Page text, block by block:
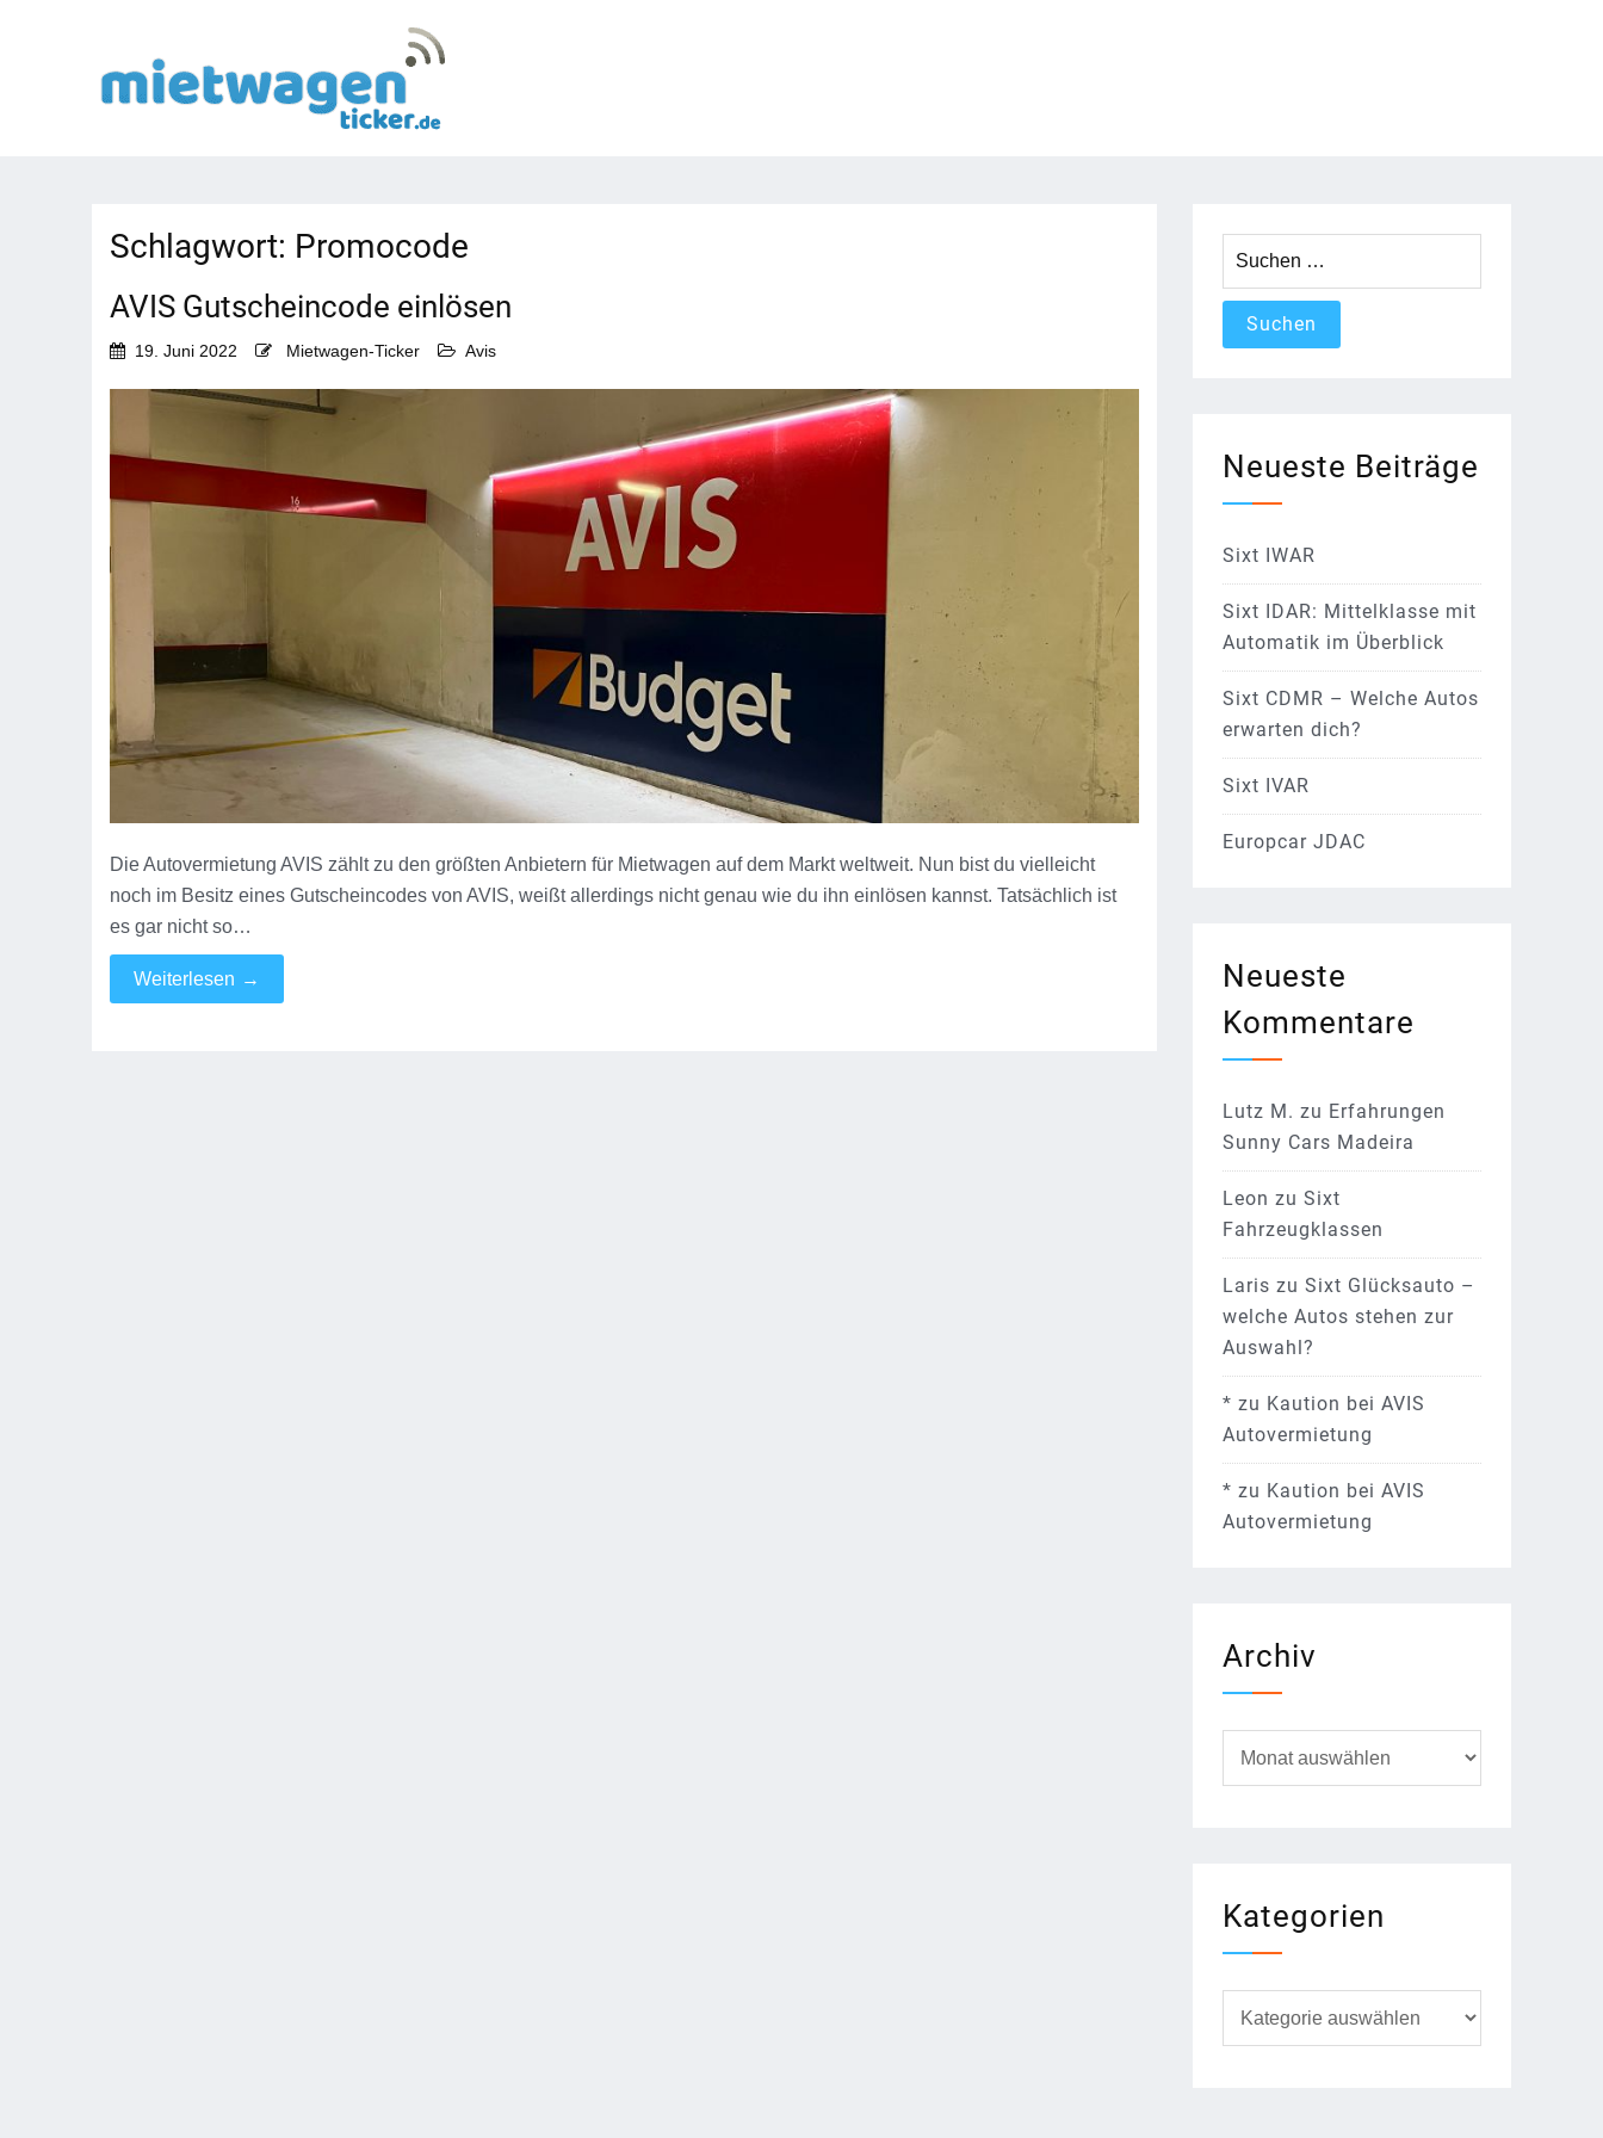
Schlagwort: Promocode
AVIS Gutscheincode einlösen
19. Juni 2022 Mietwagen-Ticker Avis
Die Autovermietung AVIS zählt zu den größten Anbietern für Mietwagen auf dem Markt weltweit. Nun bist du vielleicht
noch im Besitz eines Gutscheincodes von AVIS, weißt allerdings nicht genau wie du ihn einlösen kannst. Tatsächlich ist
es gar nicht so…
Weiterlesen →
Neueste Beiträge
Sixt IWAR
Sixt IDAR: Mittelklasse mit
Automatik im Überblick
Sixt CDMR – Welche Autos
erwarten dich?
Sixt IVAR
Europcar JDAC
Neueste
Kommentare
Lutz M. zu Erfahrungen
Sunny Cars Madeira
Leon zu Sixt
Fahrzeugklassen
Laris zu Sixt Glücksauto –
welche Autos stehen zur
Auswahl?
* zu Kaution bei AVIS
Autovermietung
* zu Kaution bei AVIS
Autovermietung
Archiv
Kategorien